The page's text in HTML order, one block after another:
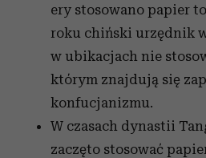
ery stosowano papier
roku chiński urzędnik
w ubikacjach nie
którym znajdują się
konfucjanizmu.
W czasach dynastii
zaczęto stosować